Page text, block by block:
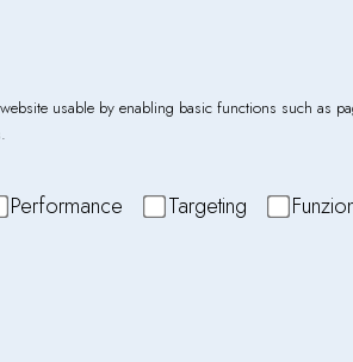
usable by enabling basic functions such as
Performance Targeting